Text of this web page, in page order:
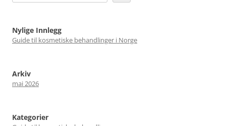
Nylige Innlegg
Guide til kosmetiske behandlinger i Norge
Arkiv
mai 2026
Kategorier